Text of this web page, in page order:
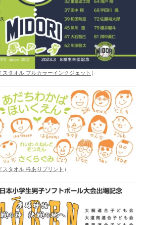
スタオル フルカラーインクジェット ）
スタオル 枠ありプリント ）